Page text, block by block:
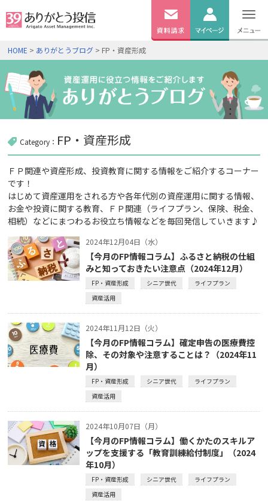
請求
HOME > ありがとうブログ > FP・資産形成
Category： FP・資産形成
ＦＰ関連や資産形成、投資教育に関する情報をご紹介するコーナー
です！
はじめて資産運用をされる方や各年代別の資産運用に関する情報、
お金や投資に関する教育、ＦＰ関連（ライフプラン、保険、税金、
相続）などにまつわるお役立ち情報などを毎回発信していきます♪
2024年12月04日（水）
【今月のFP情報コラム】ふるさと納税の仕組
みと知っておきたい注意点（2024年12月）
FP・資産形成 シニア世代
ライフプラン
資産活用
2024年11月12日（火）
【今月のFP情報コラム】確定申告の医療費控
除、その対象や注意することは？（2024年11
月）
FP・資産形成 シニア世代
ライフプラン
資産活用
2024年10月07日（月）
【今月のFP情報コラム】働くかたのスキルア
ップを支援する「教育訓練給付制度」（2024
年10月）
FP・資産形成 シニア世代
ライフプラン
資産活用